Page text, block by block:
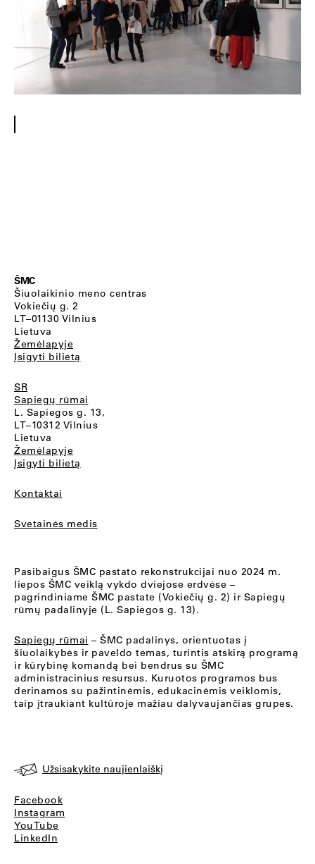
ŠMC
Šiuolaikinio meno centras
Vokiečių g. 2
LT–01130 Vilnius
Lietuva
Žemėlapyje
Įsigyti bilietą
SR
Sapiegų rūmai
L. Sapiegos g. 13,
LT–10312 Vilnius
Lietuva
Žemėlapyje
Įsigyti bilietą
Kontaktai
Svetainės medis
Pasibaigus ŠMC pastato rekonstrukcijai nuo 2024 m.
liepos ŠMC veiklą vykdo dviejose erdvėse –
pagrindiniame ŠMC pastate (Vokiečių g. 2) ir Sapiegų
rūmų padalinyje (L. Sapiegos g. 13).
Sapiegų rūmai – ŠMC padalinys, orientuotas į
šiuolaikybės ir paveldo temas, turintis atskirą programą
ir kūrybinę komandą bei bendrus su ŠMC
administracinius resursus. Kuruotos programos bus
derinamos su pažintinėmis, edukacinėmis veiklomis,
taip įtraukiant kultūroje mažiau dalyvaujančias grupes.
Užsisakykite naujienlaiškį
Facebook
Instagram
YouTube
LinkedIn